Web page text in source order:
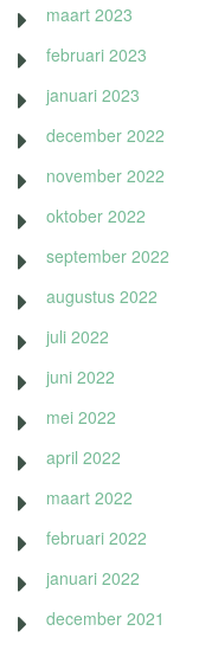
maart 2023
februari 2023
januari 2023
december 2022
november 2022
oktober 2022
september 2022
augustus 2022
juli 2022
juni 2022
mei 2022
april 2022
maart 2022
februari 2022
januari 2022
december 2021